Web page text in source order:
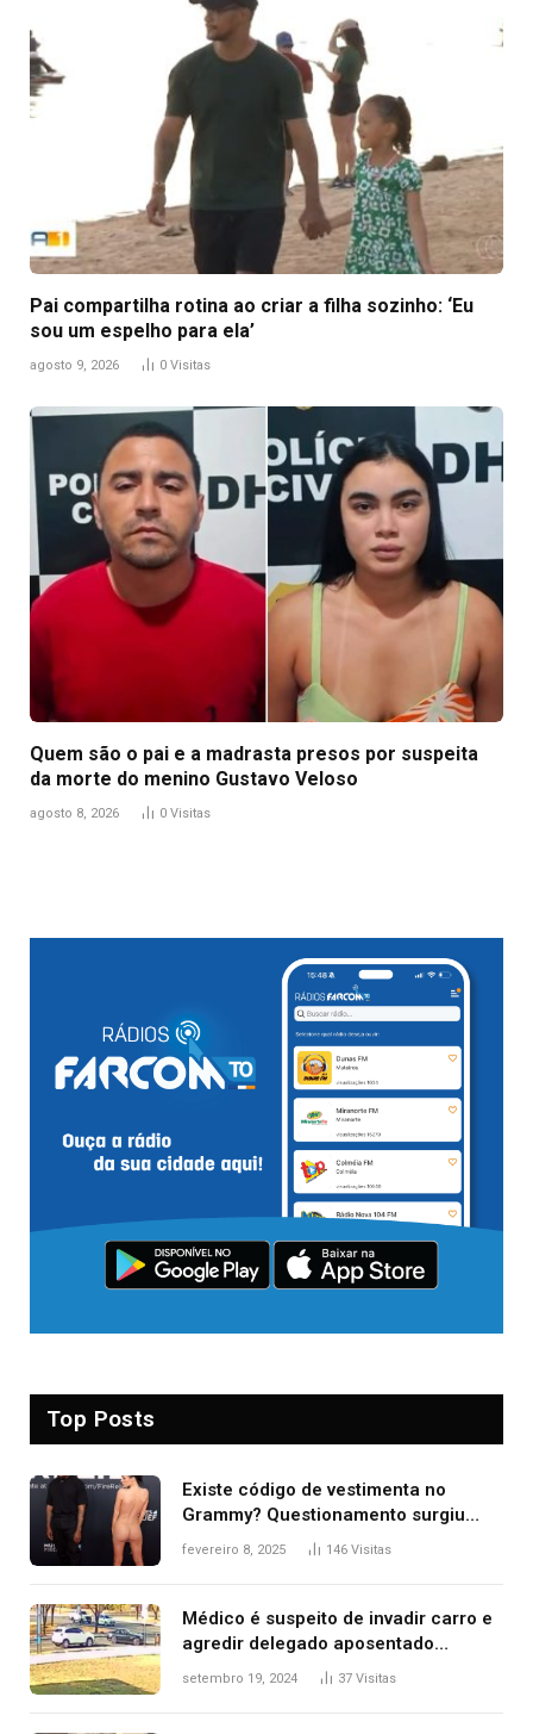
Pai compartilha rotina ao criar a filha sozinho: ‘Eu
sou um espelho para ela’
agosto 9, 2026 0 Visitas
Quem são o pai e a madrasta presos por suspeita
da morte do menino Gustavo Veloso
agosto 8, 2026 0 Visitas
Top Posts
Existe código de vestimenta no
Grammy? Questionamento surgiu
após Bianca Censori, mulher de
fevereiro 8, 2025 146 Visitas
Médico é suspeito de invadir carro e
agredir delegado aposentado
durante confusão no trânsito
setembro 19, 2024 37 Visitas